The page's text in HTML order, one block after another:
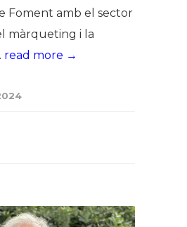
Foment amb el sector
màrqueting i la
read more →